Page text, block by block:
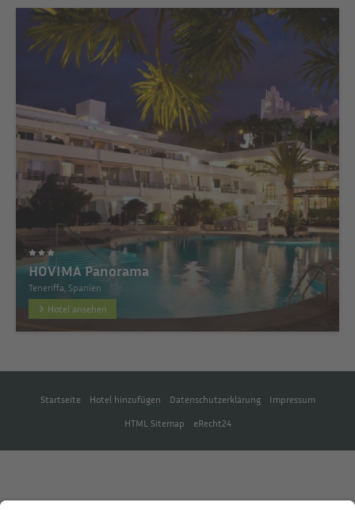
HOVIMA Panorama
Teneriffa, Spanien
Hotel ansehen
Startseite Hotel hinzufügen Datenschutzerklärung
Impressum
HTML Sitemap
eRecht24